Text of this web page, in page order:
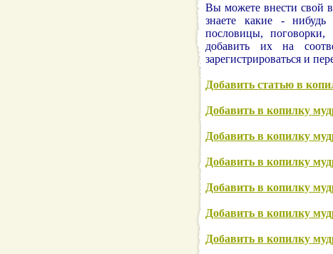
Вы можете внести свой
знаете какие - нибудь
пословицы, поговорки,
добавить их на
зарегистрироваться и
Добавить статью в
Добавить в копилку
Добавить в копилку
Добавить в копилку
Добавить в копилку
Добавить в копилку
Добавить в копилку